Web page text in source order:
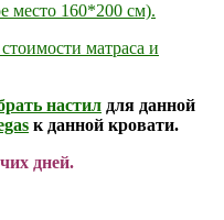
место 160*200 см).
матраса и
настил для данной
к данной кровати.
дней.